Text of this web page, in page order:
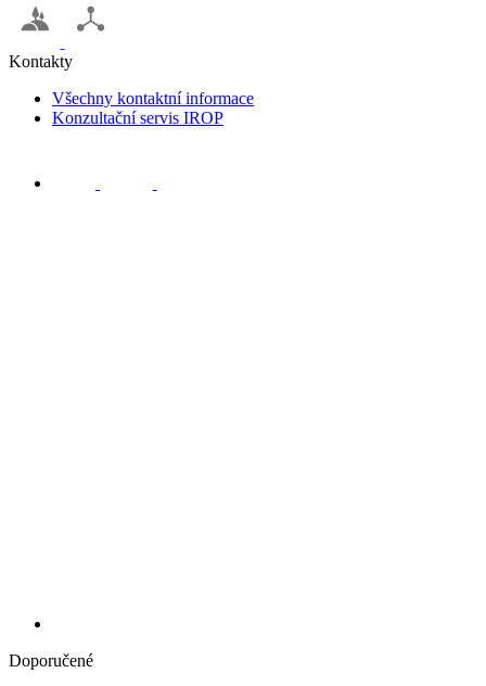
Kontakty
Všechny kontaktní informace
Konzultační servis IROP
Doporučené